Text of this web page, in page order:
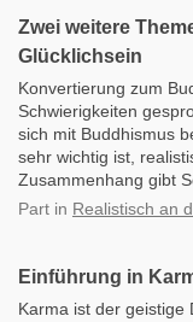
Zwei weitere
Glücklichsein
Konvertierung zum
Schwierigkeiten
sich mit Buddhismus
sehr wichtig ist,
Zusammenhang gibt
Part in Realistisch an
Einführung in
Karma ist der geistige